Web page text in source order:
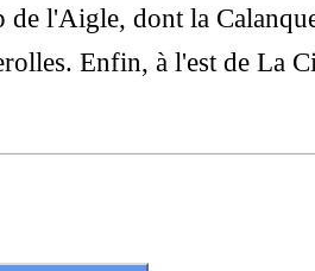
de l'Aigle, dont la
Enfin, à l'est de La